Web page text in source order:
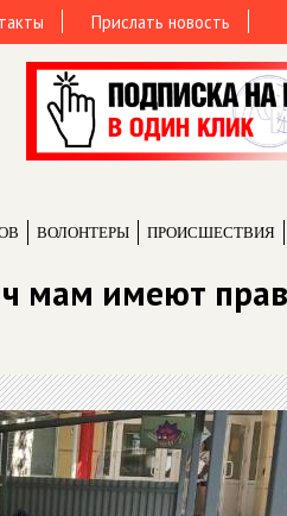
Прислать новость
ВОЛОНТЕРЫ ПРОИCШЕСТВИЯ
мам имеют